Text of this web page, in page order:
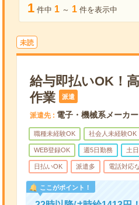
1 件中 1 ～ 1 件を表示中
未読
給与即払いOK！
作業
派遣
派遣先 電子・機械系メーカー
職種未経験OK 社会人未経験OK
WEB登録OK 週5日勤務 土
日払いOK 派遣多 電話対応
ここがポイント！